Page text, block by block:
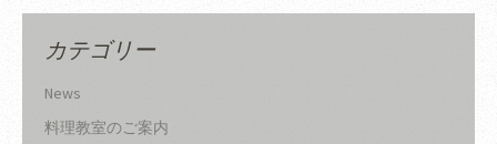
カテゴリー
News
料理教室のご案内